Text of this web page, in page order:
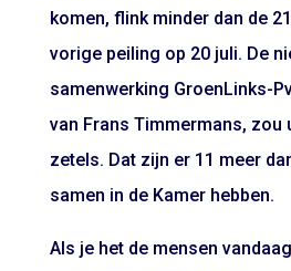
komen, flink minder dan de
vorige peiling op 20 juli. De
samenwerking GroenLinks-
van Frans Timmermans, zou
zetels. Dat zijn er 11 meer
samen in de Kamer hebben.
Als je het de mensen